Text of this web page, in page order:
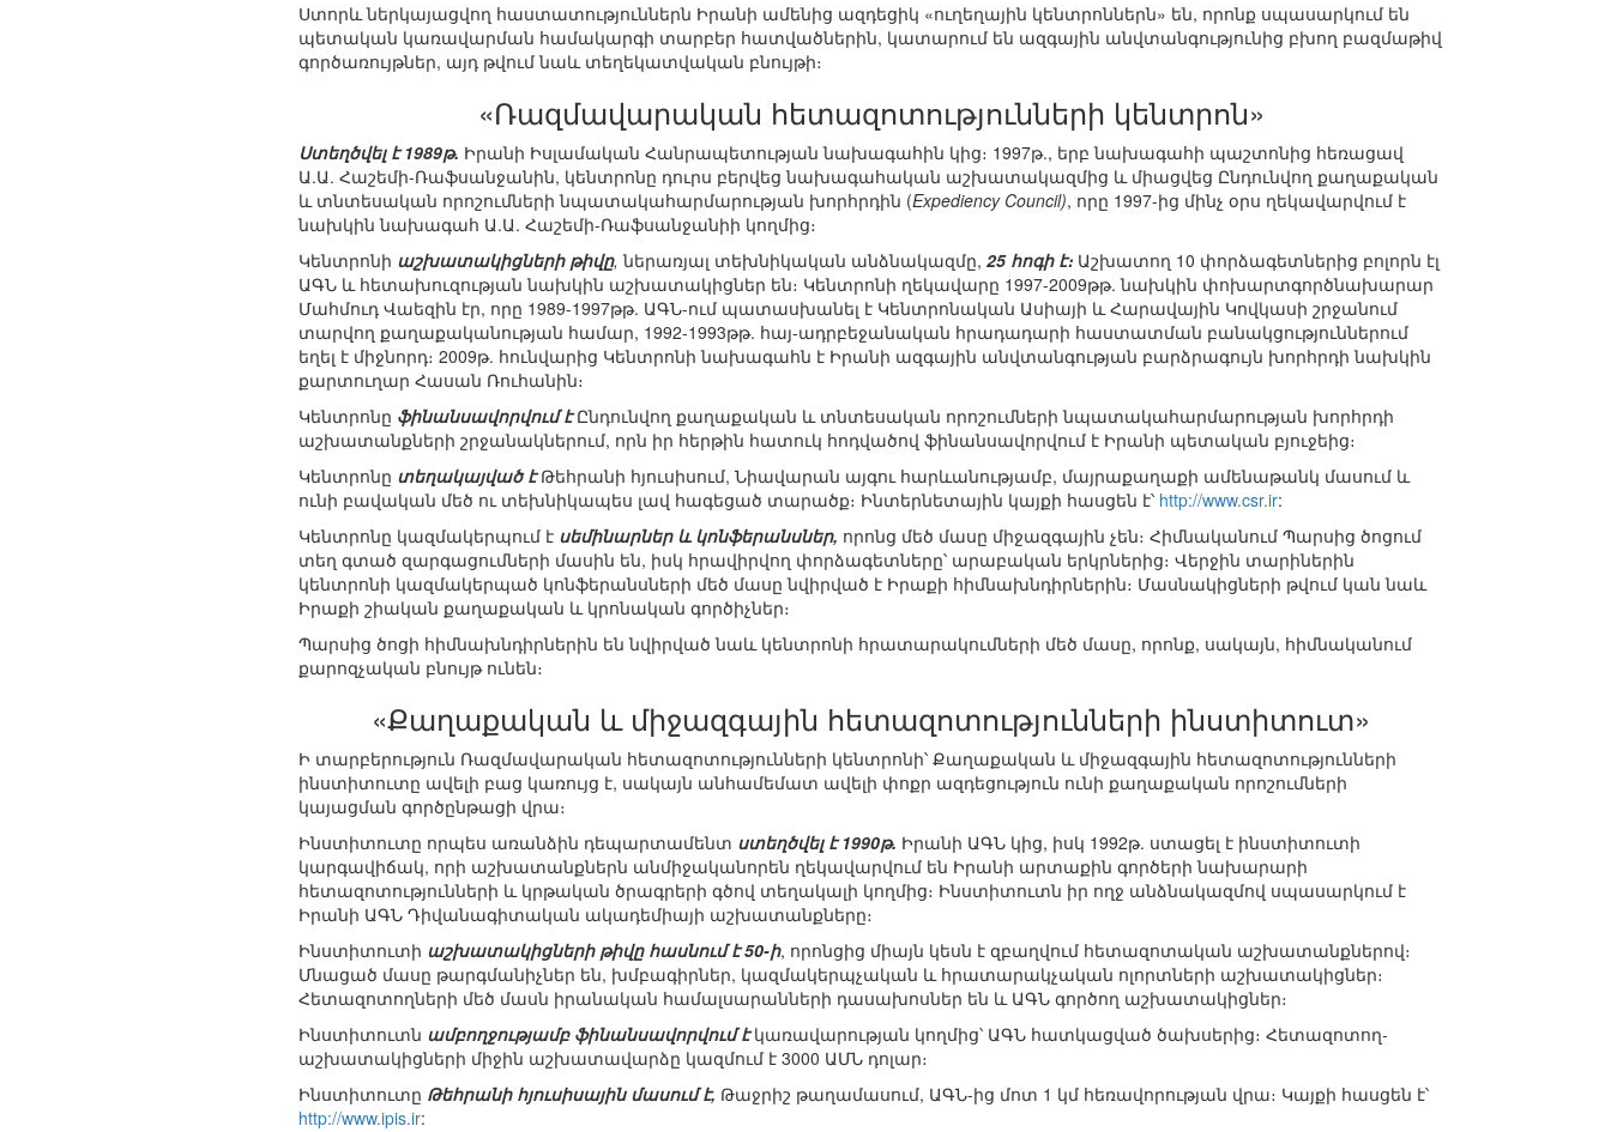
Ստորև ներկայացվող հաստատություններն Իրանի ամենից ազդեցիկ «ուղեղային կենտրոններն» են, որոնք սպասարկում են
պետական կառավարման համակարգի տարբեր հատվածներին, կատարում են ազգային անվտանգությունից բխող բազմաթիվ
գործառույթներ, այդ թվում նաև տեղեկատվական բնույթի։
«Ռազմավարական հետազոտությունների կենտրոն»
Ստեղծվել է 1989թ. Իրանի Իսլամական Հանրապետության նախագահին կից։ 1997թ., երբ նախագահի պաշտոնից հեռացավ
Ա.Ա. Հաշեմի-Ռաֆսանջանին, կենտրոնը դուրս բերվեց նախագահական աշխատակազմից և միացվեց Ընդունվող քաղաքական
և տնտեսական որոշումների նպատակահարմարության խորհրդին (Expediency Council), որը 1997-ից մինչ օրս ղեկավարվում է
նախկին նախագահ Ա.Ա. Հաշեմի-Ռաֆսանջանիի կողմից։
Կենտրոնի աշխատակիցների թիվը, ներառյալ տեխնիկական անձնակազմը, 25 հոգի է։ Աշխատող 10 փորձագետներից բոլորն էլ
ԱԳՆ և հետախուզության նախկին աշխատակիցներ են։ Կենտրոնի ղեկավարը 1997-2009թթ. նախկին փոխարտգործնախարար
Մահմուդ Վաեզին էր, որը 1989-1997թթ. ԱԳՆ-ում պատասխանել է Կենտրոնական Ասիայի և Հարավային Կովկասի շրջանում
տարվող քաղաքականության համար, 1992-1993թթ. հայ-ադրբեջանական հրադադարի հաստատման բանակցություններում
եղել է միջնորդ։ 2009թ. հունվարից Կենտրոնի նախագահն է Իրանի ազգային անվտանգության բարձրագույն խորհրդի նախկին
քարտուղար Հասան Ռուհանին։
Կենտրոնը ֆինանսավորվում էԸնդունվող քաղաքական և տնտեսական որոշումների նպատակահարմարության խորհրդի
աշխատանքների շրջանակներում, որն իր հերթին հատուկ հոդվածով ֆինանսավորվում է Իրանի պետական բյուջեից։
Կենտրոնը տեղակայված էԹեհրանի հյուսիսում, Նիավարան այգու հարևանությամբ, մայրաքաղաքի ամենաթանկ մասում և
ունի բավական մեծ ու տեխնիկապես լավ հագեցած տարածք։ Ինտերնետային կայքի հասցեն է՝ http://www.csr.ir:
Կենտրոնը կազմակերպում է սեմինարներ և կոնֆերանսներ, որոնց մեծ մասը միջազգային չեն։ Հիմնականում Պարսից ծոցում
տեղ գտած զարգացումների մասին են, իսկ հրավիրվող փորձագետները՝ արաբական երկրներից։ Վերջին տարիներին
կենտրոնի կազմակերպած կոնֆերանսների մեծ մասը նվիրված է Իրաքի հիմնախնդիրներին։ Մասնակիցների թվում կան նաև
Իրաքի շիական քաղաքական և կրոնական գործիչներ։
Պարսից ծոցի հիմնախնդիրներին են նվիրված նաև կենտրոնի հրատարակումների մեծ մասը, որոնք, սակայն, հիմնականում
քարոզչական բնույթ ունեն։
«Քաղաքական և միջազգային հետազոտությունների ինստիտուտ»
Ի տարբերություն Ռազմավարական հետազոտությունների կենտրոնի՝ Քաղաքական և միջազգային հետազոտությունների
ինստիտուտը ավելի բաց կառույց է, սակայն անհամեմատ ավելի փոքր ազդեցություն ունի քաղաքական որոշումների
կայացման գործընթացի վրա։
Ինստիտուտը որպես առանձին դեպարտամենտ ստեղծվել է 1990թ. Իրանի ԱԳՆ կից, իսկ 1992թ. ստացել է ինստիտուտի
կարգավիճակ, որի աշխատանքներն անմիջականորեն ղեկավարվում են Իրանի արտաքին գործերի նախարարի
հետազոտությունների և կրթական ծրագրերի գծով տեղակալի կողմից։ Ինստիտուտն իր ողջ անձնակազմով սպասարկում է
Իրանի ԱԳՆ Դիվանագիտական ակադեմիայի աշխատանքները։
Ինստիտուտի աշխատակիցների թիվը հասնում է 50-ի, որոնցից միայն կեսն է զբաղվում հետազոտական աշխատանքներով։
Մնացած մասը թարգմանիչներ են, խմբագիրներ, կազմակերպչական և հրատարակչական ոլորտների աշխատակիցներ։
Հետազոտողների մեծ մասն իրանական համալսարանների դասախոսներ են և ԱԳՆ գործող աշխատակիցներ։
Ինստիտուտն ամբողջությամբ ֆինանսավորվում էկառավարության կողմից՝ ԱԳՆ հատկացված ծախսերից։ Հետազոտող-
աշխատակիցների միջին աշխատավարձը կազմում է 3000 ԱՄՆ դոլար։
Ինստիտուտը Թեհրանի հյուսիսային մասում է, Թաջրիշ թաղամասում, ԱԳՆ-ից մոտ 1 կմ հեռավորության վրա։ Կայքի հասցեն է՝
http://www.ipis.ir: